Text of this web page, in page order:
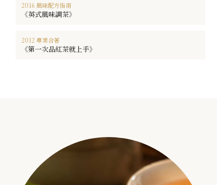
2016 風味配方指南
《英式風味調茶》
2012 專業合著
《第一次品紅茶就上手》